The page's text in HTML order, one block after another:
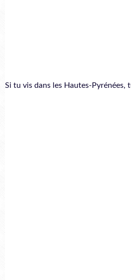
Si tu vis dans les Hautes-Pyrénées,